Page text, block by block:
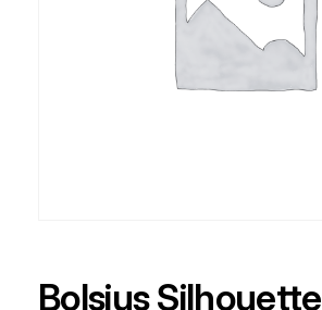
Bolsius Silhouette